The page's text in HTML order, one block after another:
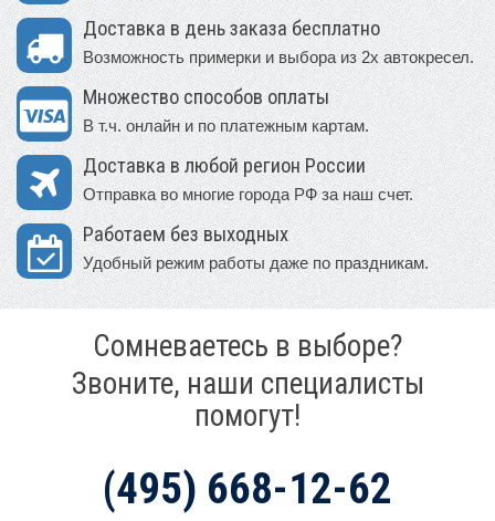
Доставка в день заказа бесплатно
Возможность примерки и выбора из 2х автокресел.
Множество способов оплаты
В т.ч. онлайн и по платежным картам.
Доставка в любой регион России
Отправка во многие города РФ за наш счет.
Работаем без выходных
Удобный режим работы даже по праздникам.
Сомневаетесь в выборе?
Звоните, наши специалисты
помогут!
(495) 668-12-62